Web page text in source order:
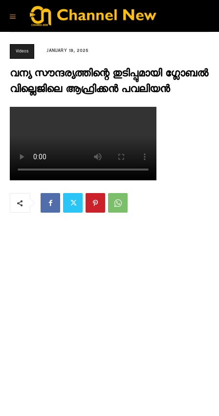
Videos JANUARY 19, 2025
വന്യ സൗന്ദര്യത്തിന്റെ തുടിപ്പുമായി ഗ്ലോബൽ
വില്ലെജിലെ ആഫ്രിക്കൻ പവലിയൻ